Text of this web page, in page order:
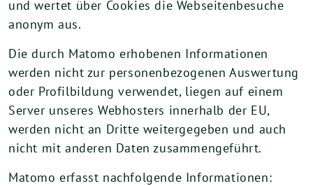
und wertet über Cookies die Webseitenbesuche
anonym aus.
Die durch Matomo erhobenen Informationen
werden nicht zur personenbezogenen Auswertung
oder Profilbildung verwendet, liegen auf einem
Server unseres Webhosters innerhalb der EU,
werden nicht an Dritte weitergegeben und auch
nicht mit anderen Daten zusammengeführt.
Matomo erfasst nachfolgende Informationen: